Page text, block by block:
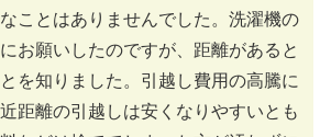
ことはありませんでした。洗濯機の
お願いしたのですが、距離があると
を知りました。引越し費用の高騰に
距離の引越しは安くなりやすいとも